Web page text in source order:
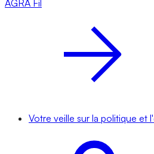
AGRA Fil
Votre veille sur la politique et